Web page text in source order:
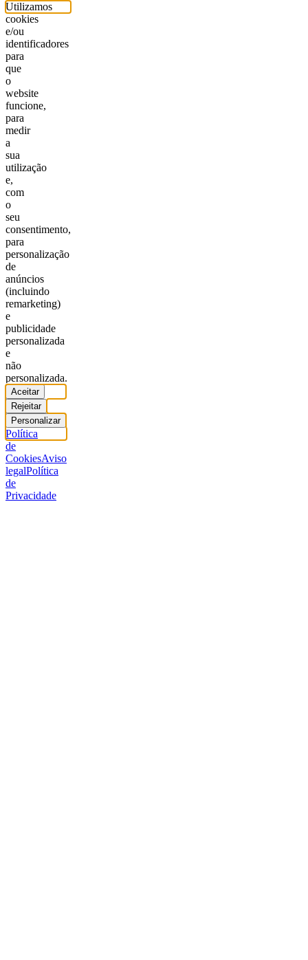
Utilizamos
cookies
e/ou
identificadores
para
que
o
website
funcione,
para
medir
a
sua
utilização
e,
com
o
seu
consentimento,
para
personalização
de
anúncios
(incluindo
remarketing)
e
publicidade
personalizada
e
não
personalizada.
Aceitar
Rejeitar
Personalizar
Política
de
CookiesAviso
legalPolítica
de
Privacidade